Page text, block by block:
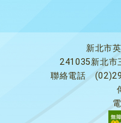
新北市
241035新北市
聯絡電話